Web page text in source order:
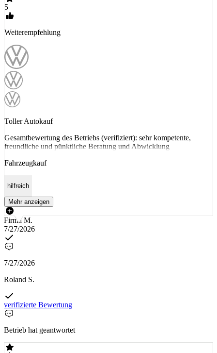
5
Weiterempfehlung
Toller Autokauf
Gesamtbewertung des Betriebs (verifiziert): sehr kompetente,
freundliche und pünktliche Beratung und Abwicklung
Fahrzeugkauf
hilfreich
Mehr anzeigen
Firma M.
7/27/2026
7/27/2026
Roland S.
verifizierte Bewertung
Betrieb hat geantwortet